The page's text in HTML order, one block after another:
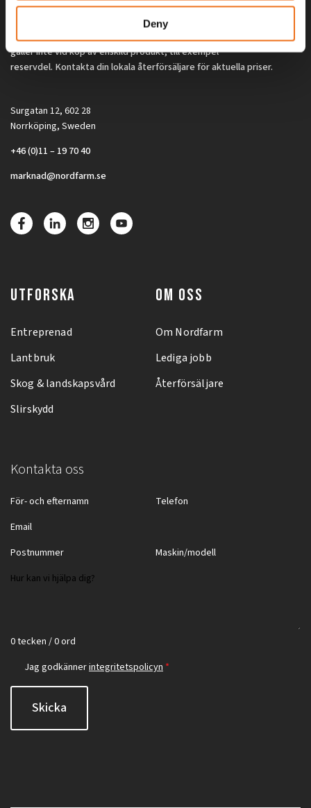
Deny
Alla priser på tillbehör och tillval gäller vid köp av ny maskin. Priserna
gäller inte vid köp av enskild produkt, till exempel
reservdel. Kontakta din lokala återförsäljare för aktuella priser.
Surgatan 12, 602 28
Norrköping, Sweden
+46 (0)11 – 19 70 40
marknad@nordfarm.se
UTFORSKA
Entreprenad
Lantbruk
Skog & landskapsvård
Slirskydd
OM OSS
Om Nordfarm
Lediga jobb
Återförsäljare
Kontakta oss
0 tecken / 0 ord
Jag godkännerintegritetspolicyn *
Skicka